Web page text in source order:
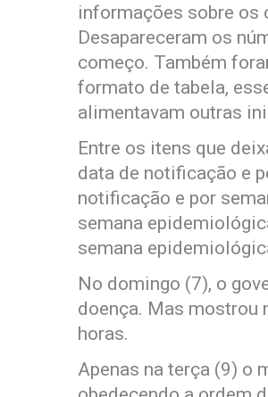
informações sobre os
Desapareceram os
começo. Também
formato de tabela,
alimentavam outras
Entre os itens que
data de notificação e
notificação e por
semana
semana
No domingo (7), o
doença. Mas mostrou
horas.
Apenas na terça (9) o